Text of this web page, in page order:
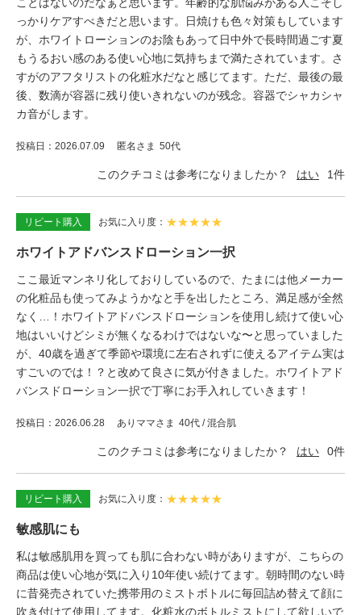
っかりケアすべきだと思います。日焼けも色々対策もしています
が、ホワイトローションのお陰もあって日中外で長時間過ごす夏
もうるおい感のある使い心地に気持ちまで満たされています。さ
すがのアフタリストの化粧水だなと感じてます。ただ、最後の最
後、数滴が容器に残り使いきれないのが残念。容器でシャカシャ
カ音がします。
投稿日 2026.07.09 匿名さま 50代
このクチコミは参考になりましたか？ はい 1件
リピート購入 お気に入り度 ★★★★★
ホワイトアドバンスドローション一択
ここ最近マンネリ化しておりしているので、たまには他メーカー
の化粧品も使ってみようかなと手を出したところ、満足感が全然
なく…！ホワイトアドバンスドローションを使用し続けて使い心
地はいいけどシミが無くなるわけではないな〜と思っていました
が、40歳を過ぎて季節や環境に左右されずに使えるアイテム実は
すごいのでは！？と改めて良さに気が付きました。ホワイトアド
バンスドローション一択で丁寧にお手入れしていきます！
投稿日 2026.06.28 ありママさま 40代 / 混合肌
このクチコミは参考になりましたか？ はい 0件
リピート購入 お気に入り度 ★★★★★
敏感肌にも
私は敏感肌用を買っても肌に合わない時がありますが、こちらの
商品は使い心地が気に入り10年使い続けてます。朝時間のない時
に昔発売されていた携帯用のミストボトルに毎回詰め替えて顔に
吹き付けて使用してます。化粧水のボトルミストにして欲しいで